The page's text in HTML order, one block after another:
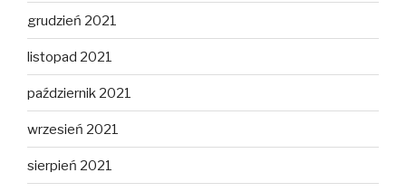
grudzień 2021
listopad 2021
październik 2021
wrzesień 2021
sierpień 2021